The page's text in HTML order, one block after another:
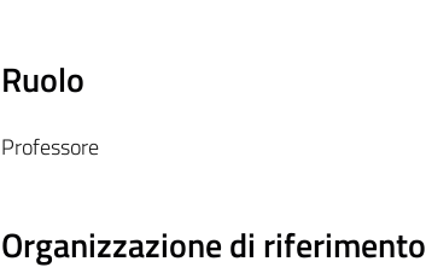
Ruolo
Professore
Organizzazione di riferimento